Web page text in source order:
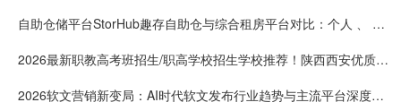
自助仓储平台StorHub趣存自助仓与综合租房平台对比：个人 、 企业储物选哪家更专业
2026最新职教高考班招生/职高学校招生学校推荐！陕西西安优质职业高中权威榜单发布
2026软文营销新变局：AI时代软文发布行业趋势与主流平台深度解析